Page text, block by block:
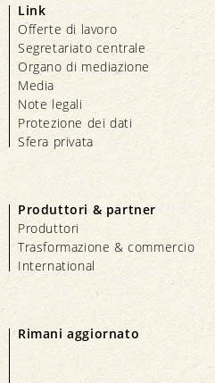
Link
Offerte di lavoro
Segretariato centrale
Organo di mediazione
Media
Note legali
Protezione dei dati
Sfera privata
Produttori & partner
Produttori
Trasformazione & commercio
International
Rimani aggiornato